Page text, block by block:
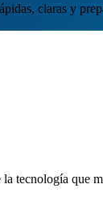
claras y
tecnología